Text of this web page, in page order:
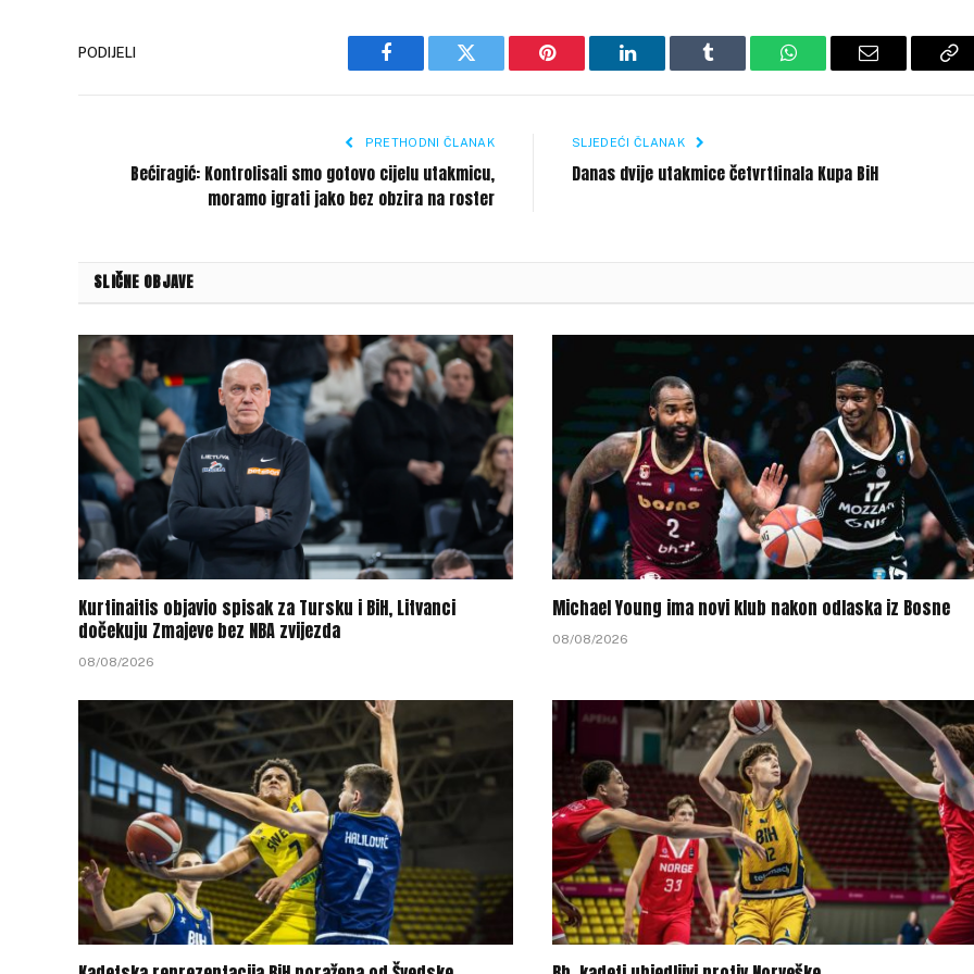
PODIJELI
Facebook Twitter Pinterest LinkedIn Tumblr WhatsAppEmail
PRETHODNI ČLANAK
Bećiragić: Kontrolisali smo gotovo cijelu utakmicu,
moramo igrati jako bez obzira na roster
SLJEDEĆI ČLANAK
Danas dvije utakmice četvrtfinala Kupa BiH
SLIČNE OBJAVE
Kurtinaitis objavio spisak za Tursku i BiH, Litvanci
dočekuju Zmajeve bez NBA zvijezda
08/08/2026
Michael Young ima novi klub nakon odlaska iz Bosne
08/08/2026